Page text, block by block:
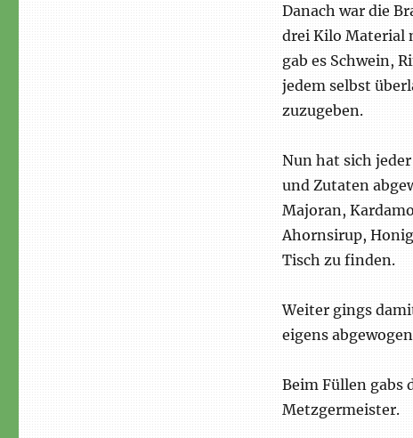
Danach war die
drei Kilo Material
gab es Schwein,
jedem selbst
zuzugeben.
Nun hat sich
und Zutaten
Majoran,
Ahornsirup,
Tisch zu finden.
Weiter gings
eigens
Beim Füllen gabs
Metzgermeister.